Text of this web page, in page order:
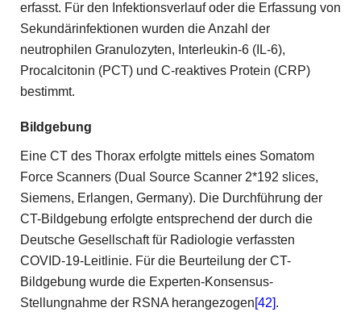
erfasst. Für den Infektionsverlauf oder die Erfassung von
Sekundärinfektionen wurden die Anzahl der
neutrophilen Granulozyten, Interleukin-6 (IL-6),
Procalcitonin (PCT) und C-reaktives Protein (CRP)
bestimmt.
Bildgebung
Eine CT des Thorax erfolgte mittels eines Somatom
Force Scanners (Dual Source Scanner 2*192 slices,
Siemens, Erlangen, Germany). Die Durchführung der
CT-Bildgebung erfolgte entsprechend der durch die
Deutsche Gesellschaft für Radiologie verfassten
COVID-19-Leitlinie. Für die Beurteilung der CT-
Bildgebung wurde die Experten-Konsensus-
Stellungnahme der RSNA herangezogen[42].